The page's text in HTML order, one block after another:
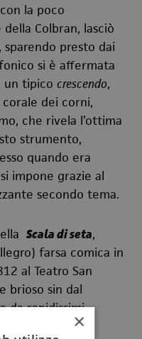
la poco
Colbran, lasciò
presto dai
si è affermata
un tipico crescendo,
dei corni,
che rivela l’ottima
strumento,
quando era
impone grazie al
secondo tema.
Scala di seta,
farsa comica in
al Teatro San
brioso sin dal
da rapidissimi
×